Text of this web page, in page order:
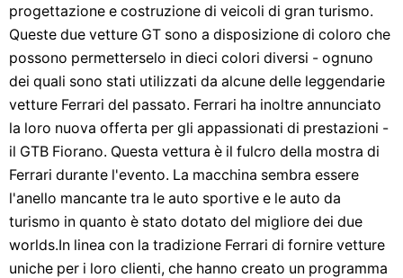
progettazione e costruzione di veicoli di gran turismo.
Queste due vetture GT sono a disposizione di coloro che
possono permetterselo in dieci colori diversi - ognuno
dei quali sono stati utilizzati da alcune delle leggendarie
vetture Ferrari del passato. Ferrari ha inoltre annunciato
la loro nuova offerta per gli appassionati di prestazioni -
il GTB Fiorano. Questa vettura è il fulcro della mostra di
Ferrari durante l'evento. La macchina sembra essere
l'anello mancante tra le auto sportive e le auto da
turismo in quanto è stato dotato del migliore dei due
worlds.In linea con la tradizione Ferrari di fornire vetture
uniche per i loro clienti, che hanno creato un programma